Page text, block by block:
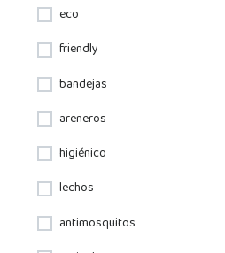
eco
friendly
bandejas
areneros
higiénico
lechos
antimosquitos